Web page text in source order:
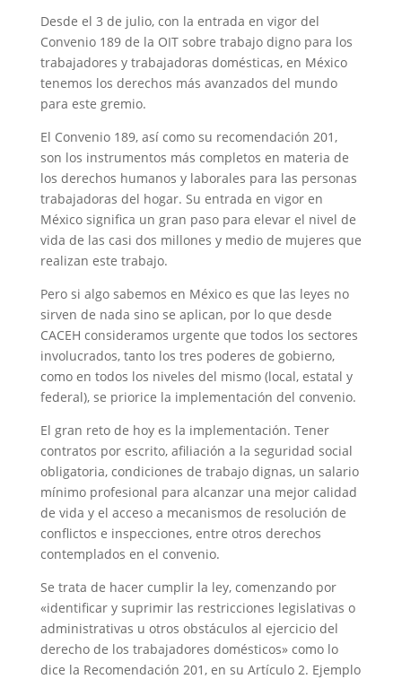
Desde el 3 de julio, con la entrada en vigor del
Convenio 189 de la OIT sobre trabajo digno para los
trabajadores y trabajadoras domésticas, en México
tenemos los derechos más avanzados del mundo
para este gremio.
El Convenio 189, así como su recomendación 201,
son los instrumentos más completos en materia de
los derechos humanos y laborales para las personas
trabajadoras del hogar. Su entrada en vigor en
México significa un gran paso para elevar el nivel de
vida de las casi dos millones y medio de mujeres que
realizan este trabajo.
Pero si algo sabemos en México es que las leyes no
sirven de nada sino se aplican, por lo que desde
CACEH consideramos urgente que todos los sectores
involucrados, tanto los tres poderes de gobierno,
como en todos los niveles del mismo (local, estatal y
federal), se priorice la implementación del convenio.
El gran reto de hoy es la implementación. Tener
contratos por escrito, afiliación a la seguridad social
obligatoria, condiciones de trabajo dignas, un salario
mínimo profesional para alcanzar una mejor calidad
de vida y el acceso a mecanismos de resolución de
conflictos e inspecciones, entre otros derechos
contemplados en el convenio.
Se trata de hacer cumplir la ley, comenzando por
«identificar y suprimir las restricciones legislativas o
administrativas u otros obstáculos al ejercicio del
derecho de los trabajadores domésticos» como lo
dice la Recomendación 201, en su Artículo 2. Ejemplo